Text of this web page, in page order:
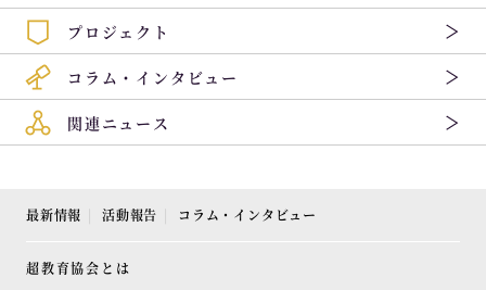
プロジェクト
コラム・インタビュー
関連ニュース
最新情報 活動報告 コラム・インタビュー
超教育協会とは